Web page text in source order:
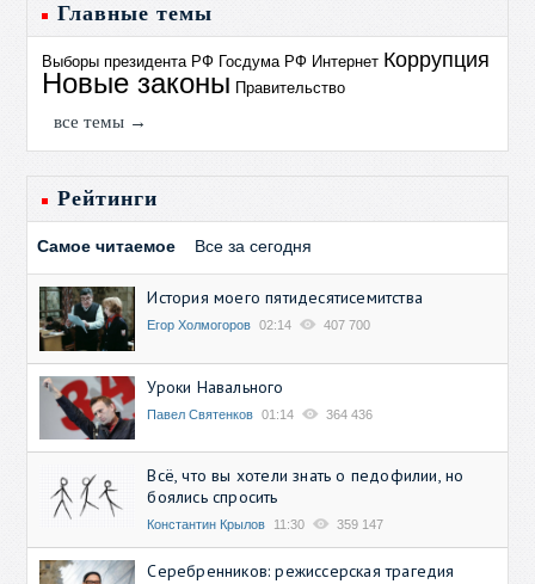
Главные темы
Выборы президента РФ Госдума РФ Интернет Коррупция
Новые законы Правительство
все темы →
Рейтинги
Самое читаемое Все за сегодня
История моего пятидесятисемитства
Егор Холмогоров 02:14 407 700
Уроки Навального
Павел Святенков 01:14 364 436
Всё, что вы хотели знать о педофилии, но
боялись спросить
Константин Крылов 11:30 359 147
Серебренников: режиссерская трагедия